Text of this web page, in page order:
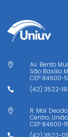

Av. Bento
São Basílio
CEP 84600-
 (42) 3522-

R. Mal.
Centro,
CEP 84600-